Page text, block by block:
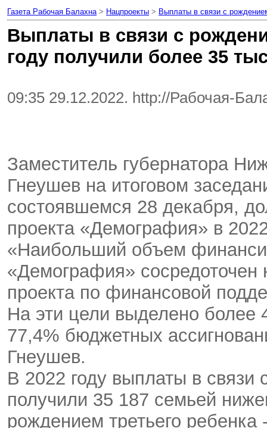
Газета Рабочая Балахна> Нацпроекты > Выплаты в связи с
Выплаты в связи с
году получили более 35
09:35 29.12.2022. http://Рабочая-
Заместитель губернатора
Гнеушев на итоговом
состоявшемся 28 декабря,
проекта «Демография» в
«Наибольший объем
«Демография» сосредоточен
проекта по финансовой
На эти цели выделено более
77,4% бюджетных
Гнеушев.
В 2022 году выплаты в связи
получили 35 187 семьей
рождением третьего